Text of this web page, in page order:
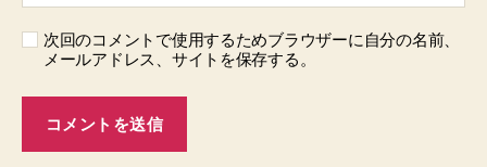
次回のコメントで使用するためブラウザーに自分の名前、
メールアドレス、サイトを保存する。